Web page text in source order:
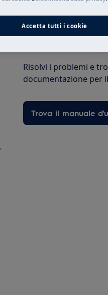
Risolvi i problemi e
documentazione per
Trova il manuale
Accetta tutti i cookie